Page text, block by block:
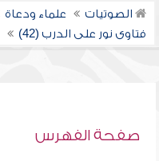
الصوتيات علماء ودعاة
فتاوى نور على الدرب (42)
صفحة الفهرس